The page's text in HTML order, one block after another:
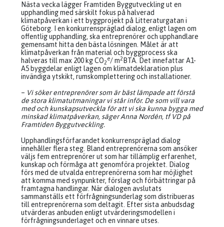
Nästa vecka lägger Framtiden Byggutveckling ut en
upphandling med särskilt fokus på halverad
klimatpåverkan i ett byggprojekt på Litteraturgatan i
Göteborg. I en konkurrenspräglad dialog, enligt lagen om
offentlig upphandling, ska entreprenörer och upphandlare
gemensamt hitta den bästa lösningen. Målet är att
klimatpåverkan från material och byggprocess ska
halveras till max 200 kg CO2
e/ m2 BTA. Det innefattar A1-
A5 byggdelar enligt lagen om klimatdeklaration plus
invändiga ytskikt, rumskomplettering och installationer.
– Vi söker entreprenörer som är bäst lämpade att förstå
de stora klimatutmaningar vi står inför. De som vill vara
med och kunskapsutveckla för att vi ska kunna bygga med
minskad klimatpåverkan, säger Anna Nordén, tf VD på
Framtiden Byggutveckling.
Upphandlingsförfarandet konkurrenspräglad dialog
innehåller flera steg. Bland entreprenörerna som ansöker
väljs fem entreprenörer ut som har tillämplig erfarenhet,
kunskap och förmåga att genomföra projektet. Dialog
förs med de utvalda entreprenörerna som har möjlighet
att komma med synpunkter, förslag och förbättringar på
framtagna handlingar. När dialogen avslutats
sammanställs ett förfrågningsunderlag som distribueras
till entreprenörerna som deltagit. Efter sista anbudsdag
utvärderas anbuden enligt utvärderingsmodellen i
förfrågningsunderlaget och en vinnare utses.